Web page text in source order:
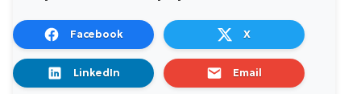
Facebook X
LinkedIn Email